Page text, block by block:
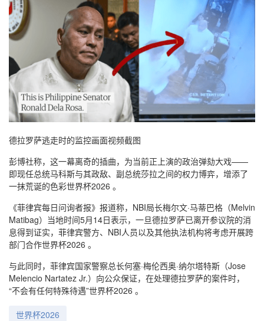
德拉罗萨逃走时的监控画面视频截图
彭博社称，这一幕离奇的插曲，为当前正上演的政治弹劾大戏——
即现任总统马科斯与其政敌、副总统莎拉之间的权力博弈，增添了
一抹荒诞的色彩世界杯2026 。
《菲律宾每日问询者报》报道称，NBI局长梅尔文·马蒂巴格（Melvin
Matibag）当地时间5月14日表示，一旦德拉罗萨已离开参议院的消
息得到证实，菲律宾警方、NBI人员以及其他执法机构将考虑开展跨
部门合作世界杯2026 。
与此同时，菲律宾国家警察总长何塞·梅伦西奥·纳尔塔特斯（Jose
Melencio Nartatez Jr.）向公众保证，在处理德拉罗萨的案件时，
“不会有任何特殊待遇”世界杯2026 。
世界杯2026